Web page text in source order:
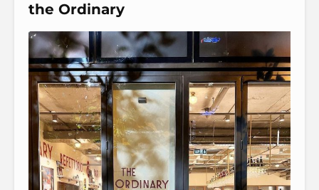
the Ordinary